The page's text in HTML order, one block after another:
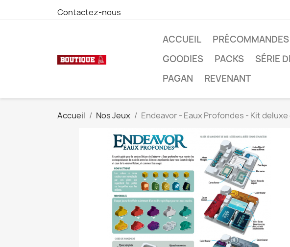
Contactez-nous
ACCUEIL PRÉCOMMANDES
GOODIES
PACKS SÉRIE
PAGAN
REVENANT
Accueil Nos Jeux Endeavor - Eaux Profondes - Kit